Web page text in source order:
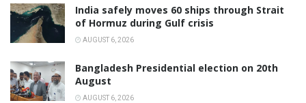
India safely moves 60 ships through Strait
of Hormuz during Gulf crisis
AUGUST 6, 2026
Bangladesh Presidential election on 20th
August
AUGUST 6, 2026